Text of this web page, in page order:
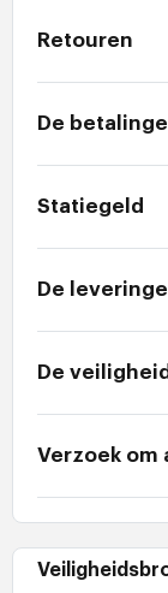
Retouren
De
Statiegeld
De
De veiligheid
Verzoek om